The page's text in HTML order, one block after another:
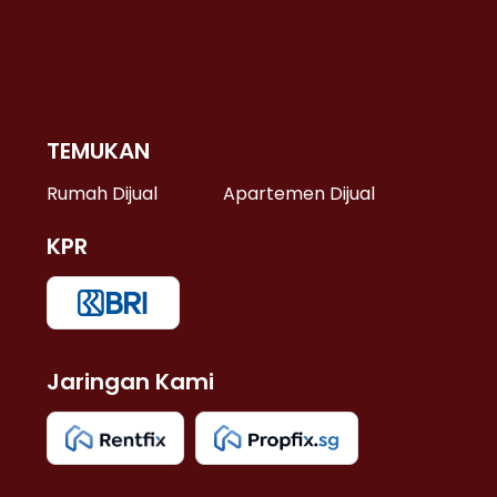
TEMUKAN
Rumah Dijual Apartemen Dijual
KPR
Jaringan Kami